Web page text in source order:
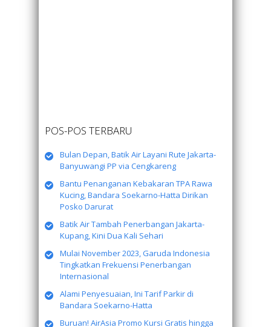
POS-POS TERBARU
Bulan Depan, Batik Air Layani Rute Jakarta-
Banyuwangi PP via Cengkareng
Bantu Penanganan Kebakaran TPA Rawa
Kucing, Bandara Soekarno-Hatta Dirikan
Posko Darurat
Batik Air Tambah Penerbangan Jakarta-
Kupang, Kini Dua Kali Sehari
Mulai November 2023, Garuda Indonesia
Tingkatkan Frekuensi Penerbangan
Internasional
Alami Penyesuaian, Ini Tarif Parkir di
Bandara Soekarno-Hatta
Buruan! AirAsia Promo Kursi Gratis hingga